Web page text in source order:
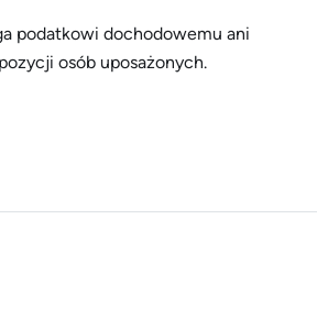
podatkowi dochodowemu ani
osób uposażonych.